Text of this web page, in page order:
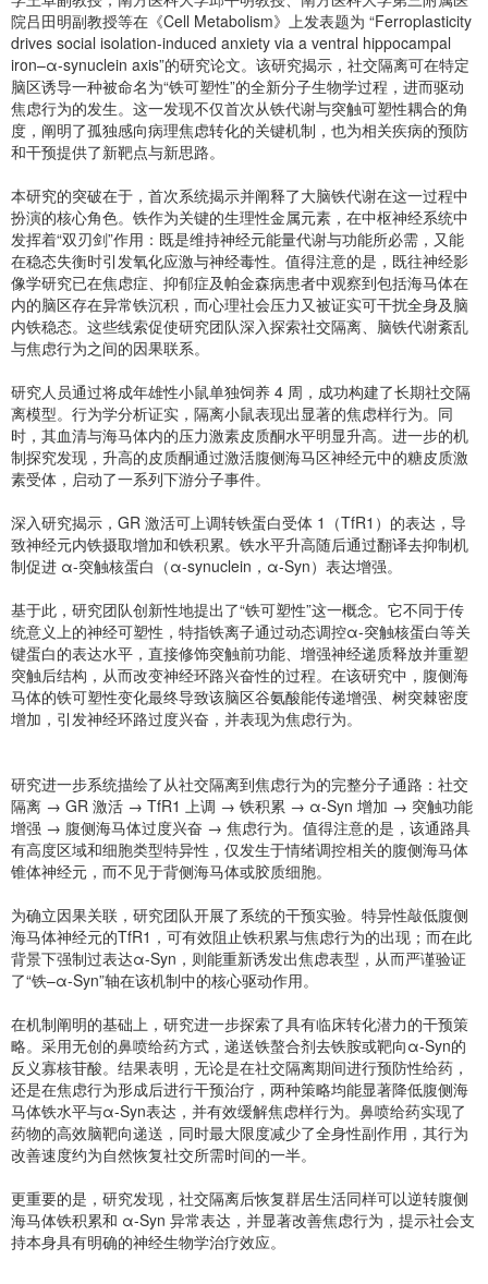
院吕田明副教授等在《Cell Metabolism》上发表题为 “Ferroplasticity
drives social isolation-induced anxiety via a ventral hippocampal
iron–α-synuclein axis”的研究论文。该研究揭示，社交隔离可在特定
脑区诱导一种被命名为“铁可塑性”的全新分子生物学过程，进而驱动
焦虑行为的发生。这一发现不仅首次从铁代谢与突触可塑性耦合的角
度，阐明了孤独感向病理焦虑转化的关键机制，也为相关疾病的预防
和干预提供了新靶点与新思路。
本研究的突破在于，首次系统揭示并阐释了大脑铁代谢在这一过程中
扮演的核心角色。铁作为关键的生理性金属元素，在中枢神经系统中
发挥着“双刃剑”作用：既是维持神经元能量代谢与功能所必需，又能
在稳态失衡时引发氧化应激与神经毒性。值得注意的是，既往神经影
像学研究已在焦虑症、抑郁症及帕金森病患者中观察到包括海马体在
内的脑区存在异常铁沉积，而心理社会压力又被证实可干扰全身及脑
内铁稳态。这些线索促使研究团队深入探索社交隔离、脑铁代谢紊乱
与焦虑行为之间的因果联系。
研究人员通过将成年雄性小鼠单独饲养 4 周，成功构建了长期社交隔
离模型。行为学分析证实，隔离小鼠表现出显著的焦虑样行为。同
时，其血清与海马体内的压力激素皮质酮水平明显升高。进一步的机
制探究发现，升高的皮质酮通过激活腹侧海马区神经元中的糖皮质激
素受体，启动了一系列下游分子事件。
深入研究揭示，GR 激活可上调转铁蛋白受体 1（TfR1）的表达，导
致神经元内铁摄取增加和铁积累。铁水平升高随后通过翻译去抑制机
制促进 α-突触核蛋白（α-synuclein，α-Syn）表达增强。
基于此，研究团队创新性地提出了“铁可塑性”这一概念。它不同于传
统意义上的神经可塑性，特指铁离子通过动态调控α-突触核蛋白等关
键蛋白的表达水平，直接修饰突触前功能、增强神经递质释放并重塑
突触后结构，从而改变神经环路兴奋性的过程。在该研究中，腹侧海
马体的铁可塑性变化最终导致该脑区谷氨酸能传递增强、树突棘密度
增加，引发神经环路过度兴奋，并表现为焦虑行为。
研究进一步系统描绘了从社交隔离到焦虑行为的完整分子通路：社交
隔离 → GR 激活 → TfR1 上调 → 铁积累 → α-Syn 增加 → 突触功能
增强 → 腹侧海马体过度兴奋 → 焦虑行为。值得注意的是，该通路具
有高度区域和细胞类型特异性，仅发生于情绪调控相关的腹侧海马体
锥体神经元，而不见于背侧海马体或胶质细胞。
为确立因果关联，研究团队开展了系统的干预实验。特异性敲低腹侧
海马体神经元的TfR1，可有效阻止铁积累与焦虑行为的出现；而在此
背景下强制过表达α-Syn，则能重新诱发出焦虑表型，从而严谨验证
了“铁–α-Syn”轴在该机制中的核心驱动作用。
在机制阐明的基础上，研究进一步探索了具有临床转化潜力的干预策
略。采用无创的鼻喷给药方式，递送铁螯合剂去铁胺或靶向α-Syn的
反义寡核苷酸。结果表明，无论是在社交隔离期间进行预防性给药，
还是在焦虑行为形成后进行干预治疗，两种策略均能显著降低腹侧海
马体铁水平与α-Syn表达，并有效缓解焦虑样行为。鼻喷给药实现了
药物的高效脑靶向递送，同时最大限度减少了全身性副作用，其行为
改善速度约为自然恢复社交所需时间的一半。
更重要的是，研究发现，社交隔离后恢复群居生活同样可以逆转腹侧
海马体铁积累和 α-Syn 异常表达，并显著改善焦虑行为，提示社会支
持本身具有明确的神经生物学治疗效应。